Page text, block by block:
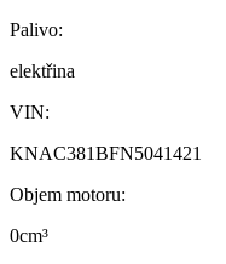
Palivo:
elektřina
VIN:
KNAC381BFN5041421
Objem motoru:
0cm³